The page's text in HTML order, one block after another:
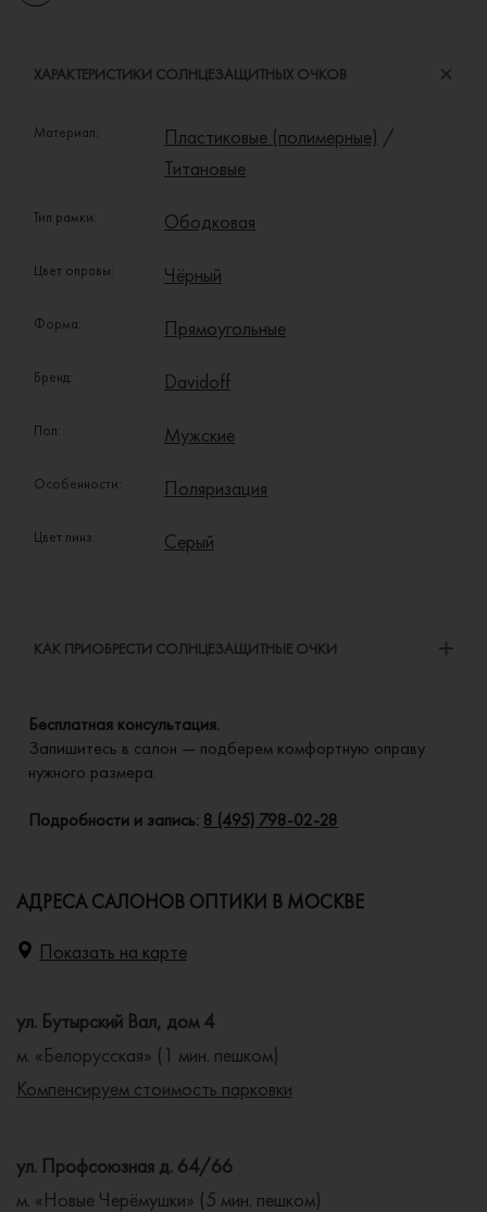
ХАРАКТЕРИСТИКИ СОЛНЦЕЗАЩИТНЫХ ОЧКОВ
Материал: Пластиковые (полимерные) /
Титановые
Тип рамки: Ободковая
Цвет оправы: Чёрный
Форма: Прямоугольные
Бренд: Davidoff
Пол: Мужские
Особенности: Поляризация
Цвет линз: Серый
КАК ПРИОБРЕСТИ СОЛНЦЕЗАЩИТНЫЕ ОЧКИ
Бесплатная консультация.
Запишитесь в салон — подберем комфортную оправу
нужного размера.
Подробности и запись: 8 (495) 798-02-28
АДРЕСА САЛОНОВ ОПТИКИ В МОСКВЕ
Показать на карте
ул. Бутырский Вал, дом 4
м. «Белорусская» (1 мин. пешком)
Компенсируем стоимость парковки
ул. Профсоюзная д. 64/66
м. «Новые Черёмушки» (5 мин. пешком)